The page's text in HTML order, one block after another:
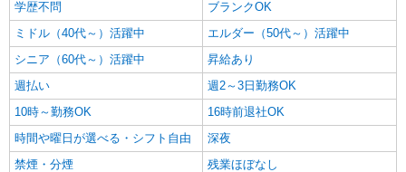
学歴不問
ブランクOK
ミドル（40代～）活躍中
エルダー（50代～）活躍中
シニア（60代～）活躍中
昇給あり
週払い
週2～3日勤務OK
10時～勤務OK
16時前退社OK
時間や曜日が選べる・シフト自由
深夜
禁煙・分煙
残業ほぼなし